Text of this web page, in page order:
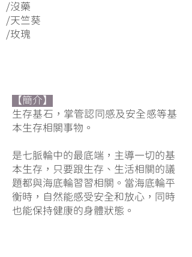
/沒藥
/天竺葵
/玫瑰
【簡介】
生存基石，掌管認同感及安全感等基
本生存相關事物。
是七脈輪中的最底端，主導一切的基
本生存，只要跟生存、生活相關的議
題都與海底輪習習相關。當海底輪平
衡時，自然能感受安全和放心，同時
也能保持健康的身體狀態。